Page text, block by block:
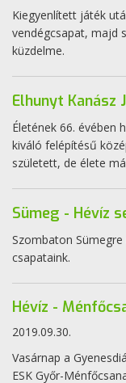
Kiegyenlített játék
vendégcsapat, majd
küzdelme.
Elhunyt Kanász
Életének 66. évében
kiváló felépítésű
született, de élete
Sümeg - Hévíz
Szombaton
csapataink.
Hévíz -
2019.09.30.
Vasárnap a
ESK Győr-